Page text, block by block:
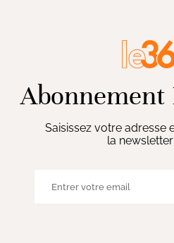
Saisissez votre adresse
la